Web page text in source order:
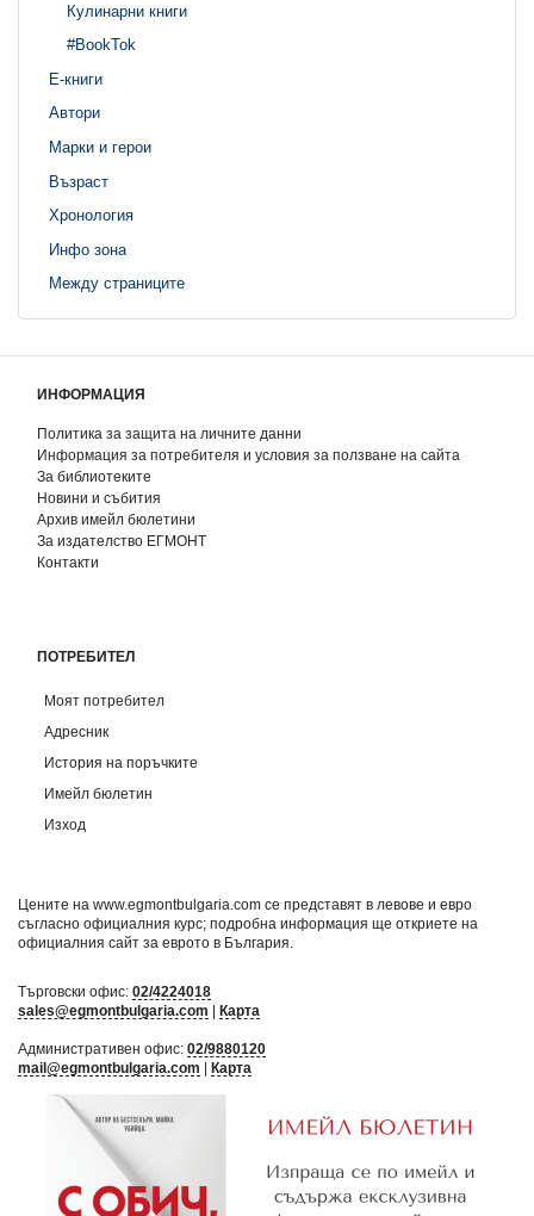
Кулинарни книги
#BookTok
Е-книги
Автори
Марки и герои
Възраст
Хронология
Инфо зона
Между страниците
ИНФОРМАЦИЯ
Политика за защита на личните данни
Информация за потребителя и условия за ползване на сайта
За библиотеките
Новини и събития
Архив имейл бюлетини
За издателство ЕГМОНТ
Контакти
ПОТРЕБИТЕЛ
Моят потребител
Адресник
История на поръчките
Имейл бюлетин
Изход
Цените на www.egmontbulgaria.com се представят в левове и евро
съгласно официалния курс; подробна информация ще откриете на
официалния сайт за еврото в България
Търговски офис: 02/4224018
sales@egmontbulgaria.com | Карта
Административен офис: 02/9880120
mail@egmontbulgaria.com | Карта